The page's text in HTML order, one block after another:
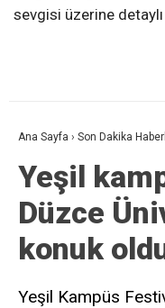
sevgisi üzerine
Ana Sayfa › Son Dakika
Yeşil
Düzce
konuk
Yeşil Kampüs